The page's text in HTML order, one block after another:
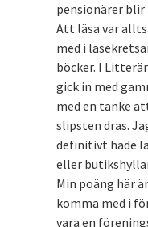
pensionärer blir
Att läsa var
med i
böcker. I
gick in med
med en tanke
slipsten dras.
definitivt hade
eller
Min poäng här
komma med i
vara en